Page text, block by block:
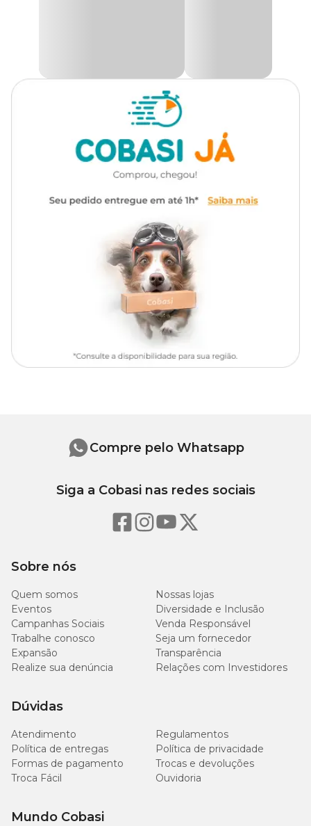
Sobre nós
Quem somos
Nossas lojas
Eventos
Diversidade e Inclusão
Campanhas Sociais
Venda Responsável
Trabalhe conosco
Seja um fornecedor
Expansão
Transparência
Realize sua denúncia
Relações com Investidores
Dúvidas
Atendimento
Regulamentos
Política de entregas
Política de privacidade
Formas de pagamento
Trocas e devoluções
Troca Fácil
Ouvidoria
Mundo Cobasi
Compre pelo Whatsapp
Siga a Cobasi nas redes sociais